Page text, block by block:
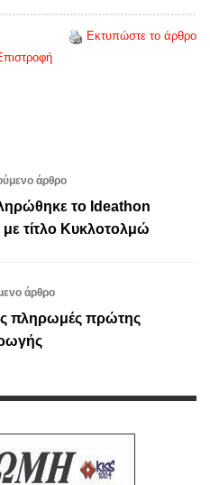
Εκτυπώστε το άρθρο
άρθρο
το Ideathon
με τίτλο Κυκλοτολμώ
άρθρο
πληρωμές πρώτης